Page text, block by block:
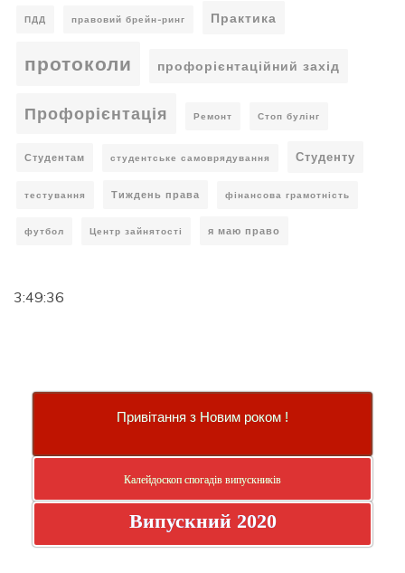
ПДД правовий брейн-ринг Практика
протоколи профорієнтаційний захід
Профорієнтація Ремонт Стоп булінг
Студентам студентське самоврядування Студенту
тестування Тиждень права фінансова грамотність
футбол Центр зайнятості я маю право
3:49:37
Привітання з Новим роком !
Калейдоскоп спогадів випускників
Випускний 2020